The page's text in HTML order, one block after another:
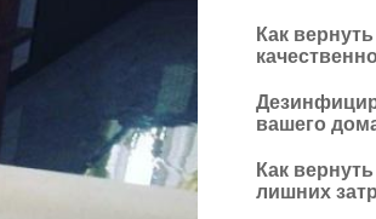
Как
вашего
Как
лишних